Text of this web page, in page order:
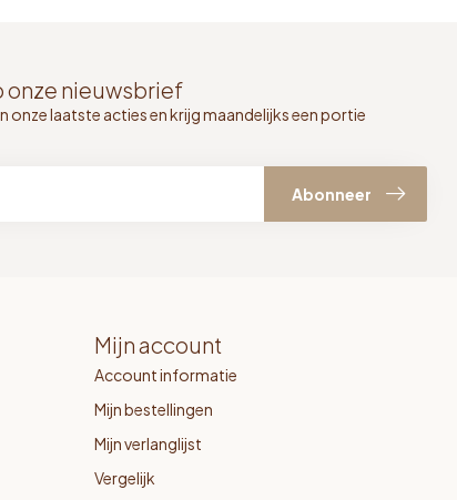
onze nieuwsbrief
onze laatste acties en krijg maandelijks een portie
Abonneer
Mijn account
Account informatie
Mijn bestellingen
Mijn verlanglijst
Vergelijk